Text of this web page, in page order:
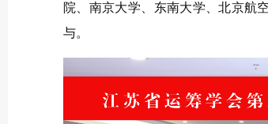
院、南京大学、东南大学、北京航
与。